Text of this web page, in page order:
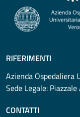
RIFERIMENTI
Azienda Ospedaliera
Sede Legale:
CONTATTI